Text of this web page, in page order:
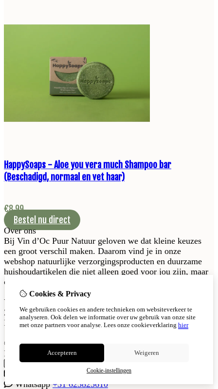
HappySoaps - Aloe you vera much Shampoo bar
(Beschadigd, normaal en vet haar)
€8,99
Bestel nu direct
Over ons
Bij Vin d’Oc Puur Natuur geloven we dat kleine keuzes
een groot verschil maken. Daarom vind je in onze
webshop natuurlijke verzorgingsproducten en duurzame
huishoudartikelen die niet alleen goed voor jou zijn, maar
ook voor de wereld om ons heen.
Vin d'Oc Puur Natuur
Zijpestraat 18, 4675 CV Sint Philipsland
KvK-nummer: 57891818
© Copyright 2026
Neem contact met ons op
Telefoon+31 623825610
info@vindocpuurnatuur.nl
Whatsapp+31 623825610
Cookies & Privacy
We gebruiken cookies en andere technieken om websiteverkeer te
analyseren. Ook delen we informatie over uw gebruik van onze site
met onze partners voor analyse. Lees onze cookieverklaring hier
Accepteren Weigeren
Cookie-instellingen